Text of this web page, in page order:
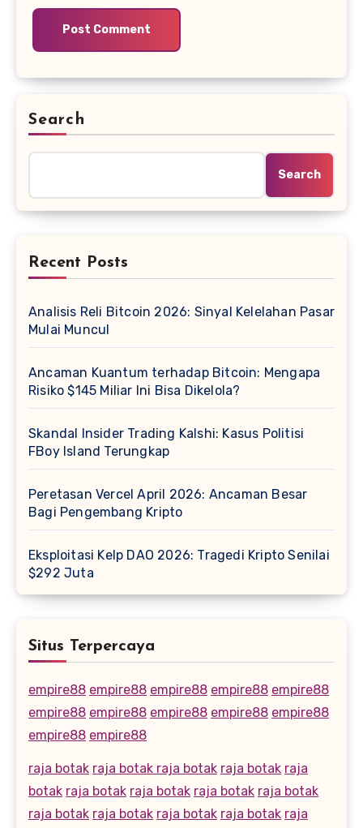
Search
Search
Recent Posts
Analisis Reli Bitcoin 2026: Sinyal Kelelahan Pasar
Mulai Muncul
Ancaman Kuantum terhadap Bitcoin: Mengapa
Risiko $145 Miliar Ini Bisa Dikelola?
Skandal Insider Trading Kalshi: Kasus Politisi
FBoy Island Terungkap
Peretasan Vercel April 2026: Ancaman Besar
Bagi Pengembang Kripto
Eksploitasi Kelp DAO 2026: Tragedi Kripto Senilai
$292 Juta
Situs Terpercaya
empire88 empire88 empire88 empire88 empire88
empire88 empire88 empire88 empire88 empire88
empire88 empire88
raja botak raja botak raja botak raja botak raja
botak raja botak raja botak raja botak raja botak
raja botak raja botak raja botak raja botak raja